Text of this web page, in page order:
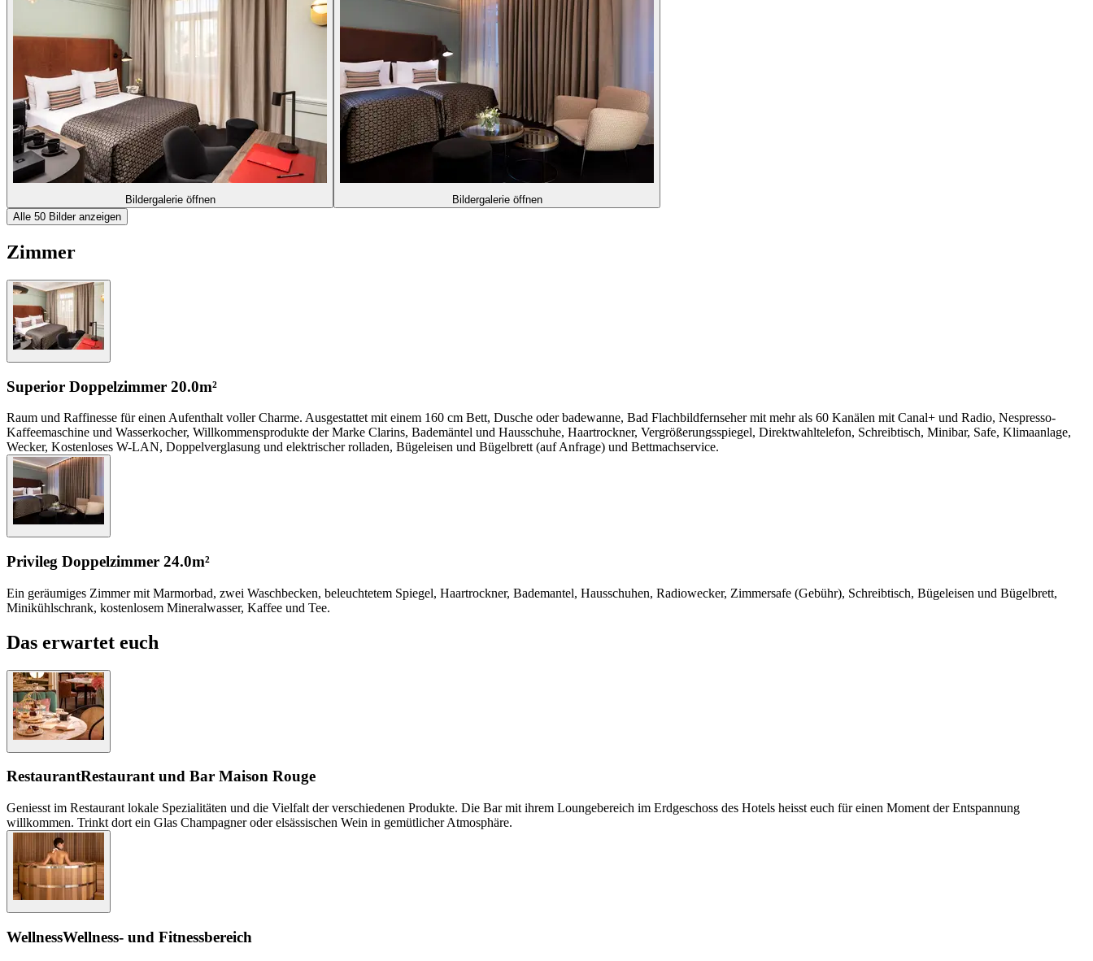
Bildergalerie öffnen
Bildergalerie öffnen
Alle 50 Bilder anzeigen
Zimmer
Superior Doppelzimmer 20.0m²
Raum und Raffinesse für einen Aufenthalt voller Charme. Ausgestattet mit einem 160 cm Bett, Dusche oder badewanne, Bad Flachbildfernseher mit mehr als 60 Kanälen mit Canal+ und Radio, Nespresso-
Kaffeemaschine und Wasserkocher, Willkommensprodukte der Marke Clarins, Bademäntel und Hausschuhe, Haartrockner, Vergrößerungsspiegel, Direktwahltelefon, Schreibtisch, Minibar, Safe, Klimaanlage,
Wecker, Kostenloses W-LAN, Doppelverglasung und elektrischer rolladen, Bügeleisen und Bügelbrett (auf Anfrage) und Bettmachservice.
Privileg Doppelzimmer 24.0m²
Ein geräumiges Zimmer mit Marmorbad, zwei Waschbecken, beleuchtetem Spiegel, Haartrockner, Bademantel, Hausschuhen, Radiowecker, Zimmersafe (Gebühr), Schreibtisch, Bügeleisen und Bügelbrett,
Minikühlschrank, kostenlosem Mineralwasser, Kaffee und Tee.
Das erwartet euch
RestaurantRestaurant und Bar Maison Rouge
Geniesst im Restaurant lokale Spezialitäten und die Vielfalt der verschiedenen Produkte. Die Bar mit ihrem Loungebereich im Erdgeschoss des Hotels heisst euch für einen Moment der Entspannung
willkommen. Trinkt dort ein Glas Champagner oder elsässischen Wein in gemütlicher Atmosphäre.
WellnessWellness- und Fitnessbereich